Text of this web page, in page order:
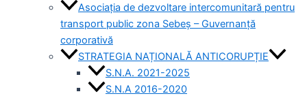
Asociația de dezvoltare intercomunitară pentru
transport public zona Sebeș – Guvernanță
corporativă
STRATEGIA NAȚIONALĂ ANTICORUPȚIE
S.N.A. 2021-2025
S.N.A 2016-2020